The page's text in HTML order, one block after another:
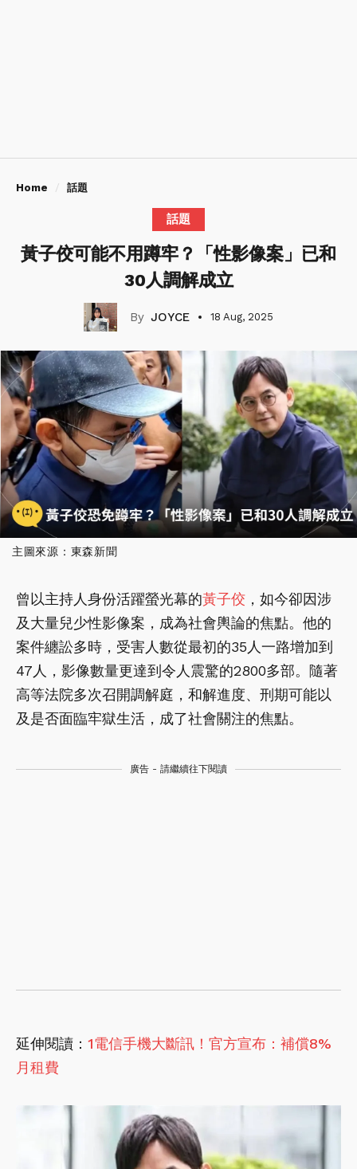
Home 話題
話題
黃子佼可能不用蹲牢？「性影像案」已和
30人調解成立
JOYCE 18 Aug, 2025
主圖來源：東森新聞
曾以主持人身份活躍螢光幕的黃子佼 ，如今卻因涉
及大量兒少性影像案，成為社會輿論的焦點。他的
案件纏訟多時，受害人數從最初的35人一路增加到
47人，影像數量更達到令人震驚的2800多部。隨著
高等法院多次召開調解庭，和解進度、刑期可能以
及是否面臨牢獄生活，成了社會關注的焦點。
廣告 - 請繼續往下閱讀
延伸閱讀： 1電信手機大斷訊！官方宣布：補償8%
月租費